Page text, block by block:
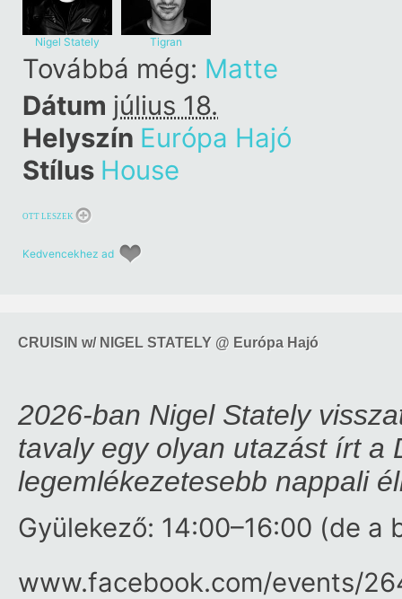
Nigel Stately Tigran
Továbbá még: Matte
Dátum július 18.
Helyszín Európa Hajó
Stílus House
OTT LESZEK
Kedvencekhez ad
CRUISIN w/ NIGEL STATELY @ Európa Hajó
2026-ban Nigel Stately
tavaly egy olyan utazást írt a
legemlékezetesebb nappali
Gyülekező: 14:00–16:00 (de a
www.facebook.com/​events/​